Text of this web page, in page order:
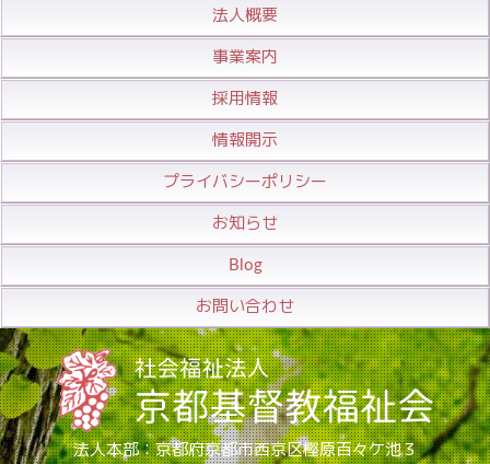
法人概要
事業案内
採用情報
情報開示
プライバシーポリシー
お知らせ
Blog
お問い合わせ
法人本部：京都府京都市西京区樫原百々ケ池３